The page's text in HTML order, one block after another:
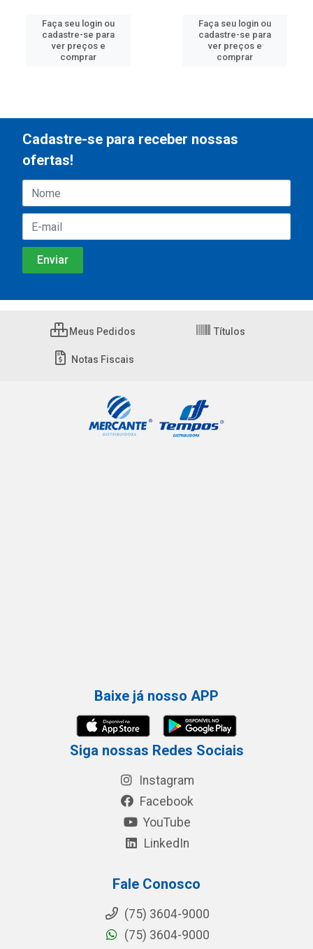
Faça seu login ou
cadastre-se para
ver preços e
comprar
Faça seu login ou
cadastre-se para
ver preços e
comprar
Cadastre-se para receber nossas
ofertas!
Meus Pedidos Títulos
Notas Fiscais
Baixe já nosso APP
Siga nossas Redes Sociais
Instagram
Facebook
YouTube
LinkedIn
Fale Conosco
(75) 3604-9000
(75) 3604-9000